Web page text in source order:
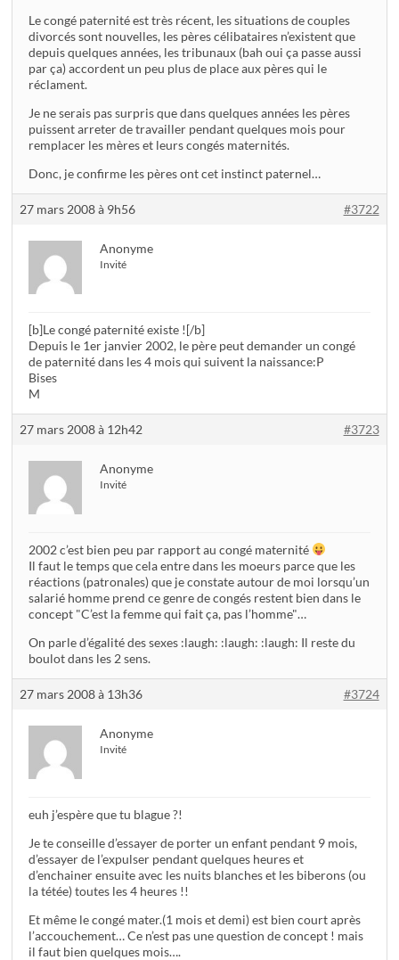
Le congé paternité est très récent, les situations de couples
divorcés sont nouvelles, les pères célibataires n’existent que
depuis quelques années, les tribunaux (bah oui ça passe aussi
par ça) accordent un peu plus de place aux pères qui le
réclament.
Je ne serais pas surpris que dans quelques années les pères
puissent arreter de travailler pendant quelques mois pour
remplacer les mères et leurs congés maternités.
Donc, je confirme les pères ont cet instinct paternel…
27 mars 2008 à 9h56 #3722
Anonyme
Invité
[b]Le congé paternité existe ![/b]
Depuis le 1er janvier 2002, le père peut demander un congé
de paternité dans les 4 mois qui suivent la naissance:P
Bises
M
27 mars 2008 à 12h42 #3723
Anonyme
Invité
2002 c’est bien peu par rapport au congé maternité
Il faut le temps que cela entre dans les moeurs parce que les
réactions (patronales) que je constate autour de moi lorsqu’un
salarié homme prend ce genre de congés restent bien dans le
concept "C’est la femme qui fait ça, pas l’homme"…
On parle d’égalité des sexes :laugh: :laugh: :laugh: Il reste du
boulot dans les 2 sens.
27 mars 2008 à 13h36 #3724
Anonyme
Invité
euh j’espère que tu blague ?!
Je te conseille d’essayer de porter un enfant pendant 9 mois,
d’essayer de l’expulser pendant quelques heures et
d’enchainer ensuite avec les nuits blanches et les biberons (ou
la tétée) toutes les 4 heures !!
Et même le congé mater.(1 mois et demi) est bien court après
l’accouchement… Ce n’est pas une question de concept ! mais
il faut bien quelques mois….